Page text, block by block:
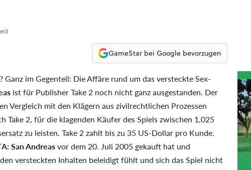
GameStar bei Google bevorzugen
Ganz im Gegenteil: Die Affäre rund um das versteckte Sex-
ist für Publisher Take 2 noch nicht ganz ausgestanden. Der
Vergleich mit den Klägern aus zivilrechtlichen Prozessen
Take 2, für die klagenden Käufer des Spiels zwischen 1,025
zu leisten. Take 2 zahlt bis zu 35 US-Dollar pro Kunde.
San Andreasvor dem 20. Juli 2005 gekauft hat und
versteckten Inhalten beleidigt fühlt und sich das Spiel nicht